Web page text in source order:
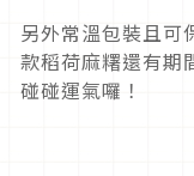
另外常溫包裝且可
款稻荷麻糬還有期
碰碰運氣囉！